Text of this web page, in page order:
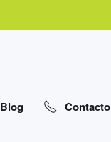
Blog Contacto